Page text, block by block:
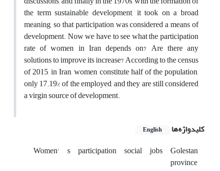
the term sustainable development, it took on a broad
meaning, so that participation was considered a means of
development. Now we have to see what the participation
rate of women in Iran depends on? Are there any
solutions to improve its increase? According to the census
of 2015, in Iran, women constitute half of the population,
only 17.19% of the employed, and they are still considered
a virgin source of development.
کلیدواژه‌ها English
Women' s participation social jobs Golestan
province